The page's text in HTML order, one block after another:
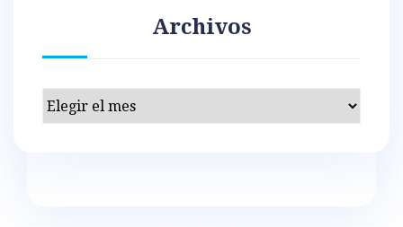
Archivos
Archivos